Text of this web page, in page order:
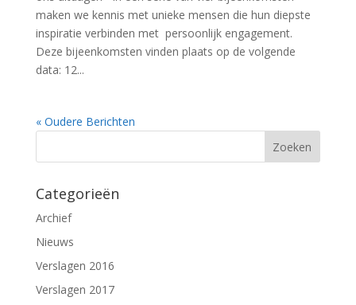
maken we kennis met unieke mensen die hun diepste
inspiratie verbinden met persoonlijk engagement.
Deze bijeenkomsten vinden plaats op de volgende
data: 12...
« Oudere Berichten
Categorieën
Archief
Nieuws
Verslagen 2016
Verslagen 2017